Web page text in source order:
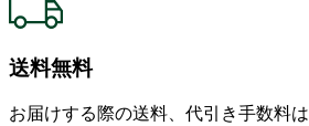
送料無料
お届けする際の送料、代引き手数料は